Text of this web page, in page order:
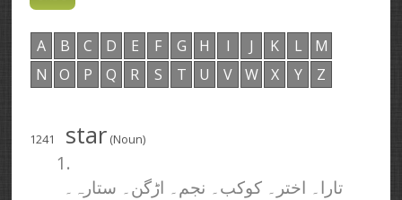
A B C D E F G H I J K L
M
N
O P Q R S T U V W X Y Z
1241 star (Noun)
1.
تارا۔ اختر۔ کوکب۔ نجم۔ اڑگن۔ ستارہ۔